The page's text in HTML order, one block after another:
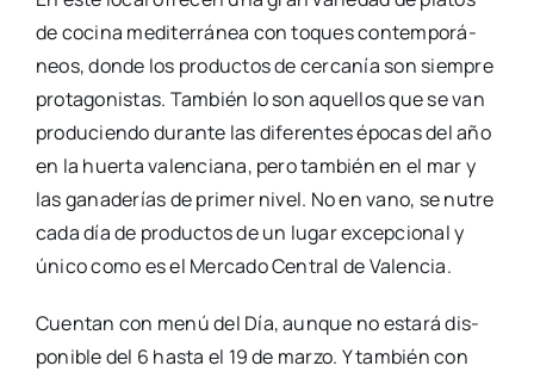
de coci­na medi­te­rrá­nea con toques con­tem­po­rá­
neos, don­de los pro­duc­tos de cer­ca­nía son siem­pre
pro­ta­go­nis­tas. Tam­bién lo son aque­llos que se van
pro­du­cien­do duran­te las dife­ren­tes épo­cas del año
en la huer­ta valen­cia­na, pero tam­bién en el mar y
las gana­de­rías de pri­mer nivel. No en vano, se nutre
cada día de pro­duc­tos de un lugar excep­cio­nal y
úni­co como es el Mer­ca­do Cen­tral de Valen­cia.
Cuen­tan con menú del Día, aun­que no esta­rá dis­
po­ni­ble del 6 has­ta el 19 de mar­zo. Y tam­bién con